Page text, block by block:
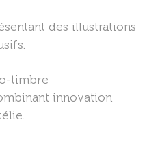
des illustrations
timbre
innovation